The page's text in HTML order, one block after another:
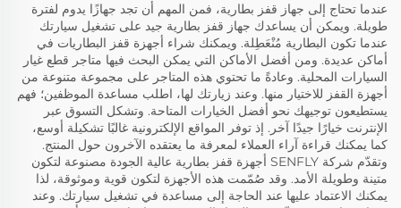
عندما تحتاج إلى جهاز قفز بطارية، فمن المهم أن تجد جهازًا يدوم لفترة
طويلة. ويمكن أن يساعدك جهاز قفز بطارية جيد على تشغيل سيارتك
عندما تكون البطارية مُنْعَطِلة. ويمكنك شراء أجهزة قفز البطاريات في
أماكن عديدة. ومن أفضل الأماكن التي يمكن البحث فيها متاجر قطع غيار
السيارات المحلية. وعادةً ما تحتوي هذه المتاجر على مجموعة متنوعة من
أجهزة القفز للاختيار منها. وعند زيارتك لها، اطلب مساعدة الموظفين؛ فهم
يستطيعون توجيهك نحو أفضل الخيارات المتاحة. وتشكل التسوق عبر
الإنترنت خيارًا جيدًا آخر. إذ توفر المواقع الإلكترونية غالبًا تشكيلة أوسع،
كما يمكنك قراءة آراء العملاء لمعرفة ما يعتقده الآخرون حول المنتج.
وتقدّم شركة SENFLY أجهزة قفز بطارية عالية الجودة مصنوعة لتكون
متينة وطويلة الأمد. وقد صُمّمت هذه الأجهزة لتكون قوية وموثوقة، لذا
يمكنك الاعتماد عليها عند الحاجة إلى مساعدة في تشغيل سيارتك. وعند